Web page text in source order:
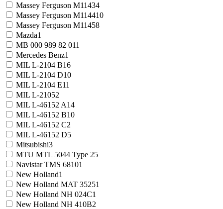
Massey Ferguson M11434
Massey Ferguson M114410
Massey Ferguson M11458
Mazda1
MB 000 989 82 011
Mercedes Benz1
MIL L-2104 B16
MIL L-2104 D10
MIL L-2104 E11
MIL L-21052
MIL L-46152 A14
MIL L-46152 B10
MIL L-46152 C2
MIL L-46152 D5
Mitsubishi3
MTU MTL 5044 Type 25
Navistar TMS 68101
New Holland1
New Holland MAT 35251
New Holland NH 024C1
New Holland NH 410B2